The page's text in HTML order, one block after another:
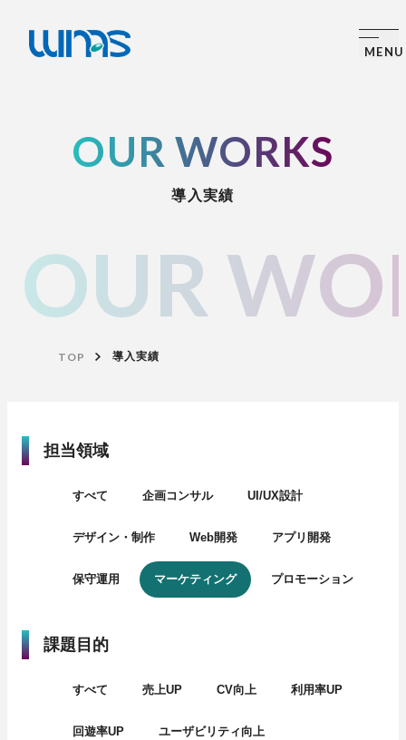
OUR WORKS
導入実績
OUR
TOP 導入実績
担当領域
すべて 企画コンサル UI/UX設計
デザイン・制作 Web開発 アプリ開発
保守運用 マーケティング プロモーション
課題目的
すべて 売上UP CV向上 利用率UP
回遊率UP ユーザビリティ向上